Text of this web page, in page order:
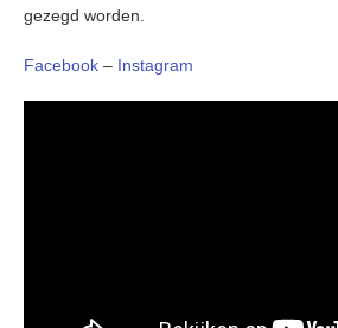
gezegd worden.
Facebook – Instagram